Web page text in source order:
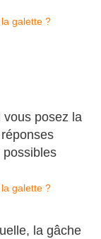
vous posez la
possibles
la gâche